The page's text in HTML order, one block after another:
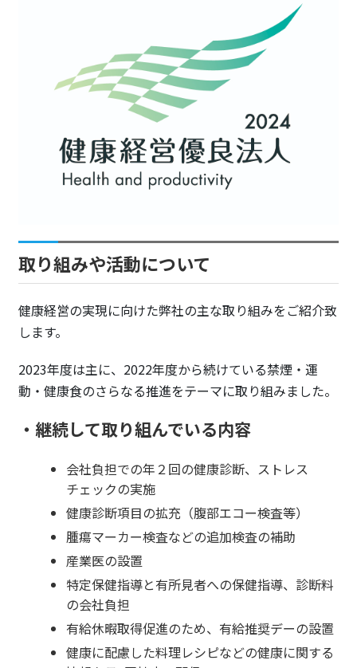
取り組みや活動について
健康経営の実現に向けた弊社の主な取り組みをご紹介致
します。
2023年度は主に、2022年度から続けている禁煙・運
動・健康食のさらなる推進をテーマに取り組みました。
・継続して取り組んでいる内容
会社負担での年２回の健康診断、ストレス
チェックの実施
健康診断項目の拡充（腹部エコー検査等）
腫瘍マーカー検査などの追加検査の補助
産業医の設置
特定保健指導と有所見者への保健指導、診断料
の会社負担
有給休暇取得促進のため、有給推奨デーの設置
健康に配慮した料理レシピなどの健康に関する